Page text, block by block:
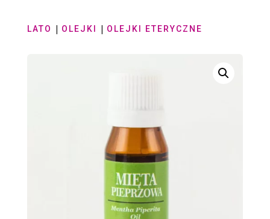
LATO | OLEJKI | OLEJKI ETERYCZNE